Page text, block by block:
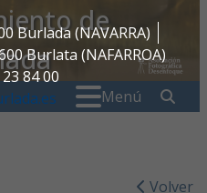
Burlada (NAVARRA)
Burlata (NAFARROA)
84 00
de
Menú
Volver